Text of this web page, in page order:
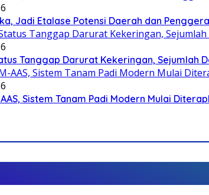
Jadi Etalase Potensi Daerah dan
Tanggap Darurat Kekeringan, Sejumlah
Sistem Tanam Padi Modern Mulai